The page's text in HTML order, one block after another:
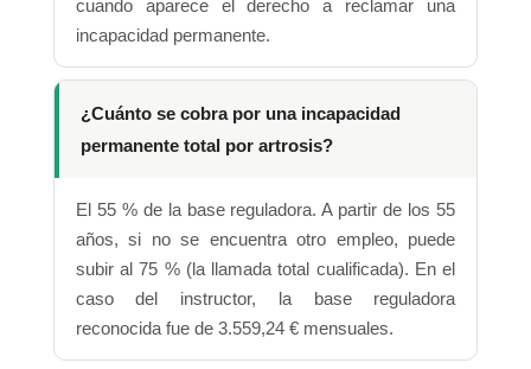
cuando aparece el derecho a reclamar una
incapacidad permanente.
¿Cuánto se cobra por una incapacidad
permanente total por artrosis?
El 55 % de la base reguladora. A partir de los 55
años, si no se encuentra otro empleo, puede
subir al 75 % (la llamada total cualificada). En el
caso del instructor, la base reguladora
reconocida fue de 3.559,24 € mensuales.